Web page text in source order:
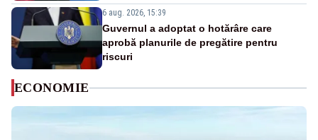
6 aug. 2026, 15:39
Guvernul a adoptat o hotărâre care
aprobă planurile de pregătire pentru
riscuri
ECONOMIE